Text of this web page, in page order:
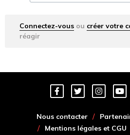
Connectez-vous ou créer votre
réagir
Nous contacter
Mentions légales et CGU